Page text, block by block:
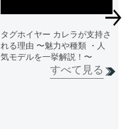
タグホイヤー カレラが支持さ
れる理由 〜魅力や種類 ・人
気モデルを一挙解説！〜
すべて見る